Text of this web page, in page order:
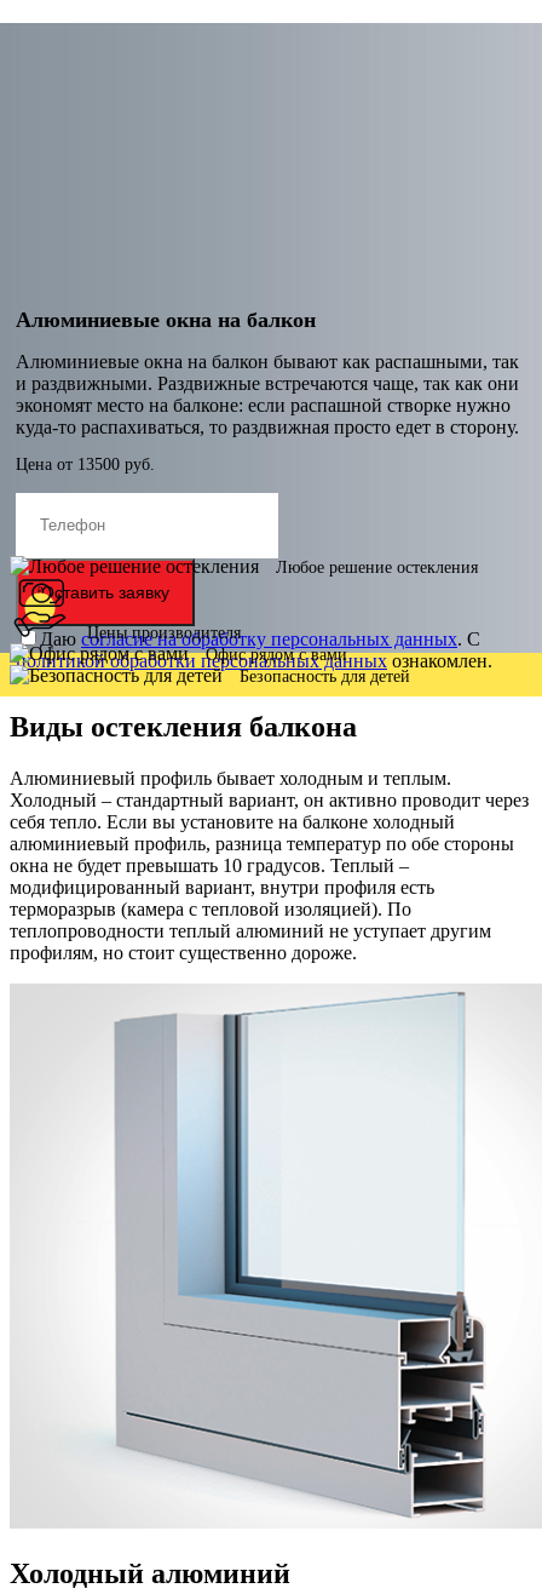
Алюминиевые окна на балкон
Алюминиевые окна на балкон бывают как распашными, так
и раздвижными. Раздвижные встречаются чаще, так как они
экономят место на балконе: если распашной створке нужно
куда-то распахиваться, то раздвижная просто едет в сторону.
Цена от 13500 руб.
Оставить заявку
Даю согласие на обработку персональных данных. С
политикой обработки персональных данных ознакомлен.
Любое решение остекления
Цены производителя
Офис рядом с вами
Безопасность для детей
Виды остекления балкона
Алюминиевый профиль бывает холодным и теплым.
Холодный – стандартный вариант, он активно проводит через
себя тепло. Если вы установите на балконе холодный
алюминиевый профиль, разница температур по обе стороны
окна не будет превышать 10 градусов. Теплый –
модифицированный вариант, внутри профиля есть
терморазрыв (камера с тепловой изоляцией). По
теплопроводности теплый алюминий не уступает другим
профилям, но стоит существенно дороже.
Холодный алюминий